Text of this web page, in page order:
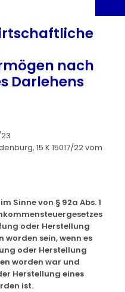
nach
Darlehens
15 K 15017/22 vom
Sinne von § 92a Abs. 1
oder Herstellung
sein, wenn es
oder Herstellung
worden war und
Herstellung eines
ist.